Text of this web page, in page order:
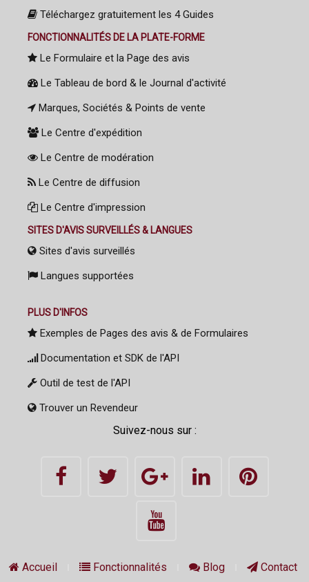
Téléchargez gratuitement les 4 Guides
FONCTIONNALITÉS DE LA PLATE-FORME
Le Formulaire et la Page des avis
Le Tableau de bord & le Journal d'activité
Marques, Sociétés & Points de vente
Le Centre d'expédition
Le Centre de modération
Le Centre de diffusion
Le Centre d'impression
SITES D'AVIS SURVEILLÉS & LANGUES
Sites d'avis surveillés
Langues supportées
PLUS D'INFOS
Exemples de Pages des avis & de Formulaires
Documentation et SDK de l'API
Outil de test de l'API
Trouver un Revendeur
Suivez-nous sur :
Accueil Fonctionnalités Blog Contact